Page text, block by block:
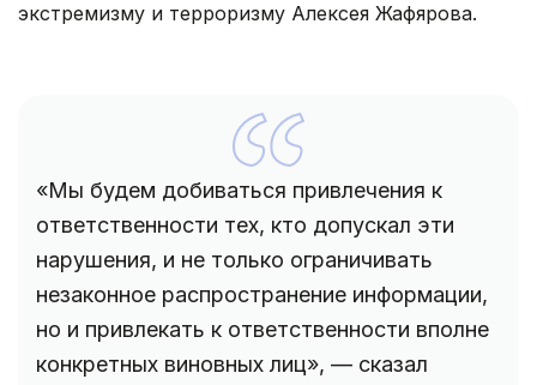
экстремизму и терроризму Алексея Жафярова.
«Мы будем добиваться привлечения к
ответственности тех, кто допускал эти
нарушения, и не только ограничивать
незаконное распространение информации,
но и привлекать к ответственности вполне
конкретных виновных лиц», — сказал